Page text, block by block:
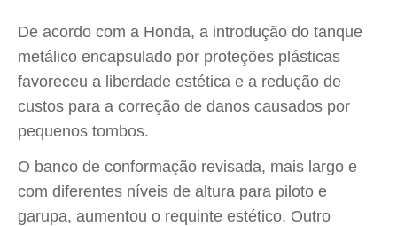
De acordo com a Honda, a introdução do tanque
metálico encapsulado por proteções plásticas
favoreceu a liberdade estética e a redução de
custos para a correção de danos causados por
pequenos tombos.
O banco de conformação revisada, mais largo e
com diferentes níveis de altura para piloto e
garupa, aumentou o requinte estético. Outro